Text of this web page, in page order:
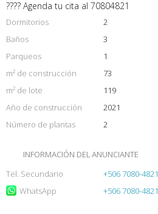
???? Agenda tu cita al 70804821
Dormitorios
2
Baños
3
Parqueos
1
m² de construcción
73
m² de lote
119
Año de construcción
2021
Número de plantas
2
INFORMACIÓN DEL ANUNCIANTE
Tel. Secundario
+506 7080-4821
WhatsApp
+506 7080-4821